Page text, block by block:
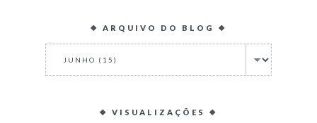
❖ ARQUIVO DO BLOG ❖
❖ VISUALIZAÇÕES ❖